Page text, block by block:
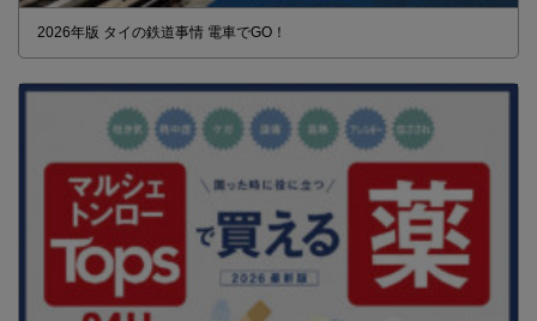
2026年版 タイの鉄道事情 電車でGO！